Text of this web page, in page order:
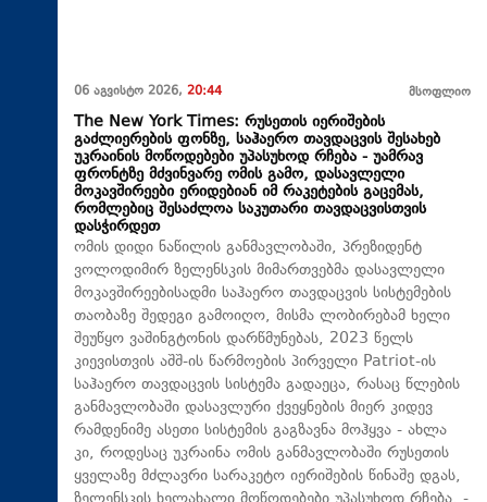
06 აგვისტო 2026, 20:44 მსოფლიო
The New York Times: რუსეთის იერიშების
გაძლიერების ფონზე, საჰაერო თავდაცვის შესახებ
უკრაინის მოწოდებები უპასუხოდ რჩება - უამრავ
ფრონტზე მძვინვარე ომის გამო, დასავლელი
მოკავშირეები ერიდებიან იმ რაკეტების გაცემას,
რომლებიც შესაძლოა საკუთარი თავდაცვისთვის
დასჭირდეთ
ომის დიდი ნაწილის განმავლობაში, პრეზიდენტ
ვოლოდიმირ ზელენსკის მიმართვებმა დასავლელი
მოკავშირეებისადმი საჰაერო თავდაცვის სისტემების
თაობაზე შედეგი გამოიღო, მისმა ლობირებამ ხელი
შეუწყო ვაშინგტონის დარწმუნებას, 2023 წელს
კიევისთვის აშშ-ის წარმოების პირველი Patriot-ის
საჰაერო თავდაცვის სისტემა გადაეცა, რასაც წლების
განმავლობაში დასავლური ქვეყნების მიერ კიდევ
რამდენიმე ასეთი სისტემის გაგზავნა მოჰყვა - ახლა
კი, როდესაც უკრაინა ომის განმავლობაში რუსეთის
ყველაზე მძლავრი სარაკეტო იერიშების წინაშე დგას,